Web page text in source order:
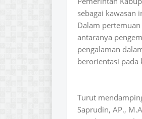
sebagai kawasan
Dalam
antaranya
pengalaman
berorientasi pada
Turut
Saprudin, AP.,